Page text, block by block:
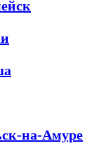
на-Амуре